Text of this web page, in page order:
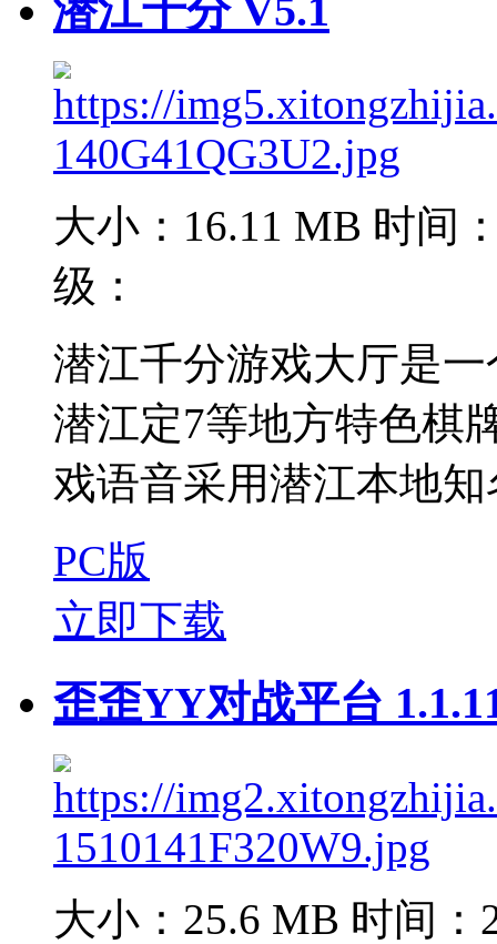
潜江千分 V5.1
大小：16.11 MB 时间
级：
潜江千分游戏大厅是
潜江定7等地方特色棋
戏语音采用潜江本地
PC版
立即下载
歪歪YY对战平台
大小：25.6 MB 时间：